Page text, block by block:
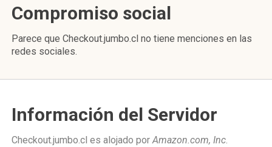
Compromiso social
Parece que Checkout.jumbo.cl no tiene menciones en las
redes sociales.
Información del Servidor
Checkout.jumbo.cl es alojado porAmazon.com, Inc.